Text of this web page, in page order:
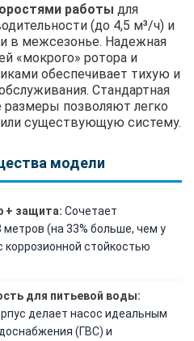
работы для
(до 4,5 м³/ч) и
в межсезонье. Надежная
«мокрого» ротора и
обеспечивает тихую и
Стандартная
позволяют легко
существующую систему.
модели
+ защита: Сочетает
(на 33% больше, чем у
коррозионной стойкостью
для питьевой воды:
делает насос идеальным
(ГВС) и